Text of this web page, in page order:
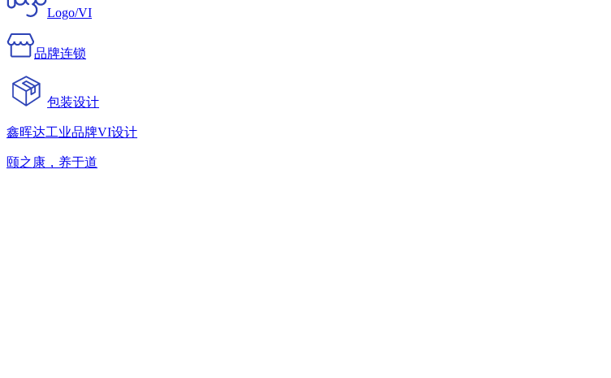
Logo/VI
品牌连锁
包装设计
鑫晖达工业品牌VI设计
颐之康，养于道